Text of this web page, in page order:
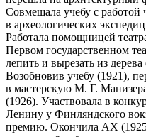
Совмещала учебу с
в археологических
Работала помощницей
Первом государственном
лепить и вырезать из
Возобновив учебу (1921),
в мастерскую М. Г.
(1926). Участвовала в
Ленину у Финляндского
премию. Окончила АХ